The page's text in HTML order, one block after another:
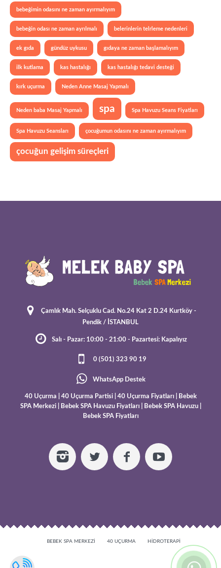
bebeğimin odasını ne zaman ayırmalıyım
bebeğin odası ne zaman ayrılmalı belerinlerin telrleme nedenleri
ek gıda gündüz uykusu gıdaya ne zaman başlamalıyım
ilk kutlama kas hastalığı kas hastalığı tedavi desteği
kırk uçurma Neden Anne Masaj Yapmalı
Neden baba Masaj Yapmalı spa Spa Havuzu Seans Fiyatları
Spa Havuzu Seansları çocuğumun odasını ne zaman ayırmalıyım
çocuğun gelişim süreçleri
Çamlık Mah. Selçuklu Cad. No.24 Kat 2 D.24 Kurtköy -
Pendik / İSTANBUL
Salı - Pazar: 10:00 - 21:00 - Pazartesi: Kapalıyız
0 (501) 323 90 19
WhatsApp Destek
40 Uçurma 40 Uçurma Partisi| 40 Uçurma Fiyatları|
Bebek
SPA Merkezi| Bebek SPA Havuzu Fiyatları| Bebek SPA Havuzu|
Bebek SPA Fiyatları
BEBEK SPA MERKEZI 40 UÇURMA HIDROTERAPI